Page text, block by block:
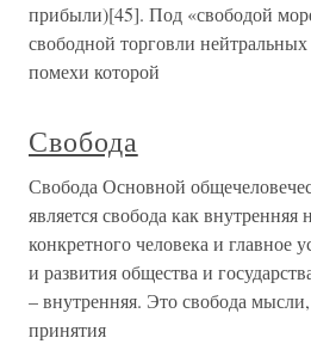
прибыли)[45]. Под «свободой
свободной торговли
помехи которой
Свобода
Свобода Основной
является свобода как внутренняя
конкретного человека и главное
и развития общества и
– внутренняя. Это свобода
принятия